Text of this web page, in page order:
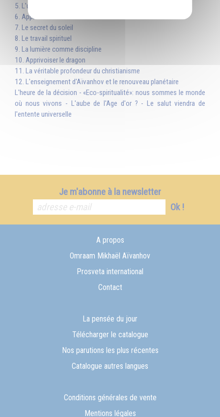
5. L'univers magique
6. Apprendre à déchiffrer le livre de la Nature
7. Le secret du soleil
8. Le travail spirituel
9. La lumière comme discipline
10. Apprivoiser le dragon
11. La véritable profondeur du christianisme
12. L'enseignement d'Aïvanhov et le renouveau planétaire
L'heure de la décision - «Eco-spiritualité»: nous sommes le monde
où nous vivons - L'aube de l'Age d'or ? - Le salut viendra de
l'entente universelle
Je m'abonne à la newsletter
Ok !
A propos
Omraam Mikhaël Aïvanhov
Prosveta international
Contact
La pensée du jour
Télécharger le catalogue
Nos parutions les plus récentes
Catalogue autres langues
Conditions générales de vente
Mentions légales